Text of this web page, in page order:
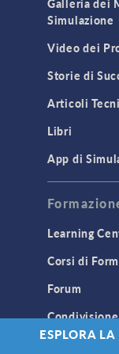
ESPLORA
Galleria dei
Simulazione
Video dei
Storie di
Articoli
Libri
App di
Learning
Corsi di
Forum
COMSOL